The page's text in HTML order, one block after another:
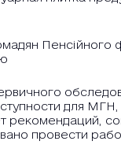
для
рекомендаций,
провести